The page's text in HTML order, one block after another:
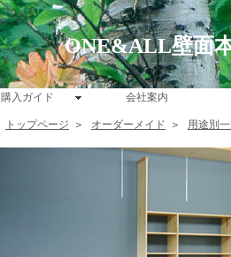
ONE&ALL壁面
購入ガイド
会社案内
トップページ ＞ オーダーメイド ＞ 用途別